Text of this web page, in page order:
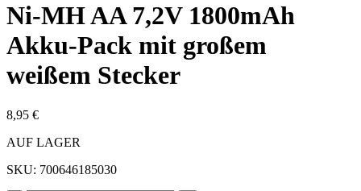
Ni-MH AA 7,2V 1800mAh
Akku-Pack mit großem
weißem Stecker
8,95 €
AUF LAGER
SKU: 700646185030